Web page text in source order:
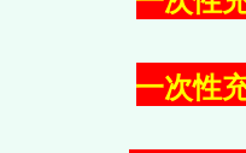
一次性